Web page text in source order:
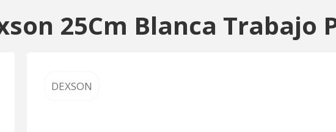
25Cm Blanca Trabajo
DEXSON